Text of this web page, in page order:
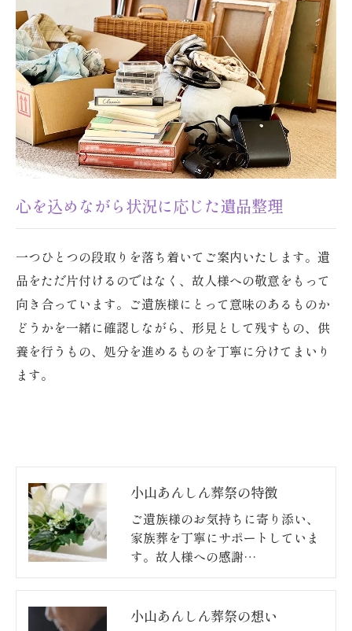
心を込めながら状況に応じた遺品整理
一つひとつの段取りを落ち着いてご案内いたします。遺
品をただ片付けるのではなく、故人様への敬意をもって
向き合っています。ご遺族様にとって意味のあるものか
どうかを一緒に確認しながら、形見として残すもの、供
養を行うもの、処分を進めるものを丁寧に分けてまいり
ます。
小山あんしん葬祭の特徴
ご遺族様のお気持ちに寄り添い、
家族葬を丁寧にサポートしていま
す。故人様への感謝…
小山あんしん葬祭の想い